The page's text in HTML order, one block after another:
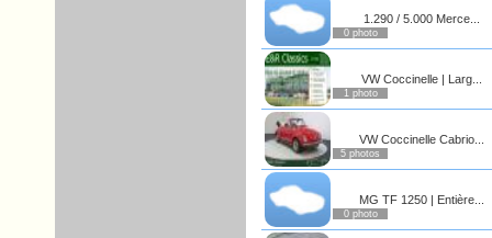
1.290 / 5.000 Merce...
0 photo
VW Coccinelle | Larg...
1 photo
VW Coccinelle Cabrio...
5 photos
MG TF 1250 | Entière...
0 photo